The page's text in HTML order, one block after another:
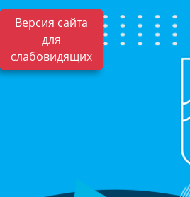
Версия сайта
для
слабовидящих